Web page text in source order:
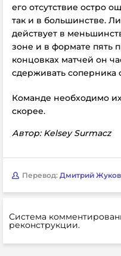
его отсутствие остро
так и в большинстве.
действует в
зоне и в формате пять
концовках матчей он
сдерживать
Команде необходимо
скорее.
Автор: Kelsey Surmacz
Перевод: Дмитрий Жуков
Система
реконструкции.